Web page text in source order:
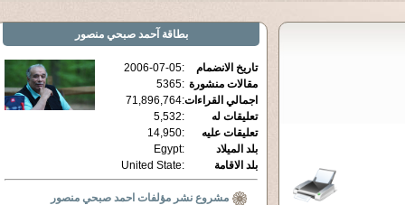
بطاقة آحمد صبحي منصور
تاريخ الانضمام :
2006-07-05
مقالات منشورة :
5365
اجمالي القراءات:
71,896,764
تعليقات له
:
5,532
تعليقات عليه
:
14,950
بلد الميلاد
:
Egypt
بلد الاقامة
:
United State
مشروع نشر مؤلفات احمد صبحي منصور